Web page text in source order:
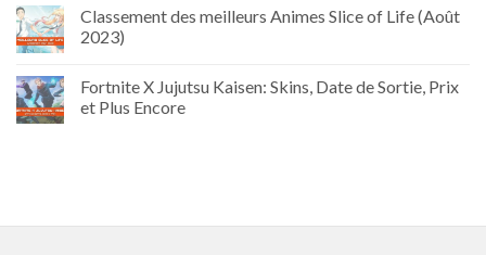
Classement des meilleurs Animes Slice of Life (Août
2023)
Fortnite X Jujutsu Kaisen: Skins, Date de Sortie, Prix
et Plus Encore